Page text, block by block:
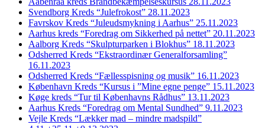
Svendborg Kreds “Julefrokost” 28.11.2023
Favrskov Kreds “Juleudsmykning i Aarhus” 25.11.2023
Aarhus kreds “Foredrag om Sikkerhed på nettet” 20.11.2023
Aalborg Kreds “Skulpturparken i Blokhus” 18.11.2023
Odsherred Kreds “Ekstraordinær Generalforsamling”
16.11.2023
Odsherred Kreds “Fællesspisning og musik” 16.11.2023
København Kreds “Kursus i ”Mine egne penge” 15.11.2023
Køge kreds “Tur til Københavns Rådhus” 13.11.2023
Aarhus Kreds “Foredrag om Mental Sundhed” 9.11.2023
Vejle Kreds “Lækker mad – mindre madspild”